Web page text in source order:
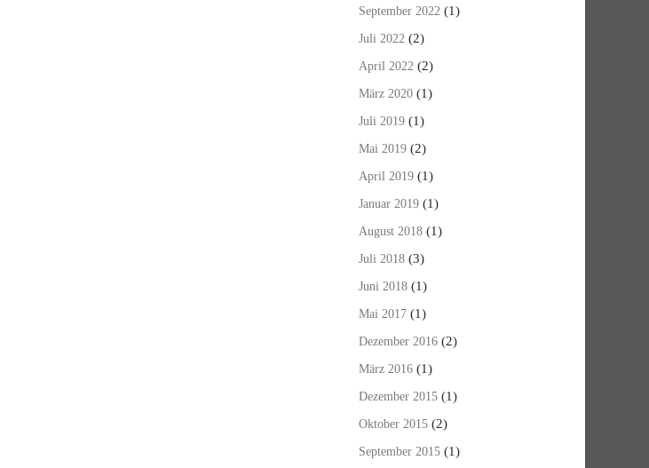
September 2022 (1)
Juli 2022 (2)
April 2022 (2)
März 2020 (1)
Juli 2019 (1)
Mai 2019 (2)
April 2019 (1)
Januar 2019 (1)
August 2018 (1)
Juli 2018 (3)
Juni 2018 (1)
Mai 2017 (1)
Dezember 2016 (2)
März 2016 (1)
Dezember 2015 (1)
Oktober 2015 (2)
September 2015 (1)